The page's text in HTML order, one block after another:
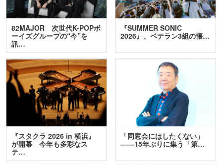
82MAJOR 次世代K-POPボ
ーイズグループの“今”を
訊…
『SUMMER SONIC
2026』、ベテラン3組の懐…
『スタクラ 2026 in 横浜』
が開幕 今年も多彩なス
テ…
「同窓会にはしたくない」
――15年ぶりに集う「第…